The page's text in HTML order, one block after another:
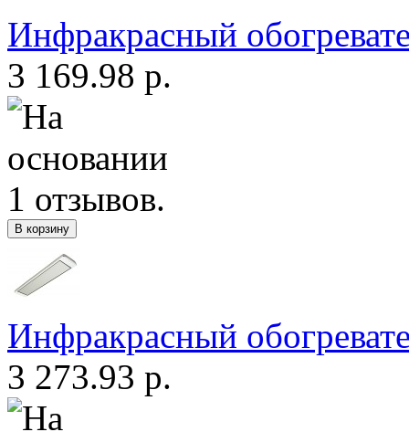
Инфракрасный
3 169.98 р.
Инфракрасный
3 273.93 р.